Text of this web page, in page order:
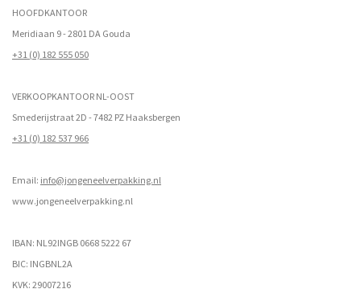
HOOFDKANTOOR
Meridiaan 9 - 2801 DA Gouda
+31 (0) 182 555 050
VERKOOPKANTOOR NL-OOST
Smederijstraat 2D - 7482 PZ Haaksbergen
+31 (0) 182 537 966
Email: info@jongeneelverpakking.nl
www.jongeneelverpakking.nl
IBAN: NL92INGB 0668 5222 67
BIC: INGBNL2A
KVK: 29007216